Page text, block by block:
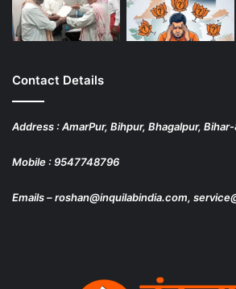
Contact Details
Address : AmarPur, Bihpur, Bhagalpur, Bihar-
Mobile : 9547748796
Emails – roshan@inquilabindia.com,